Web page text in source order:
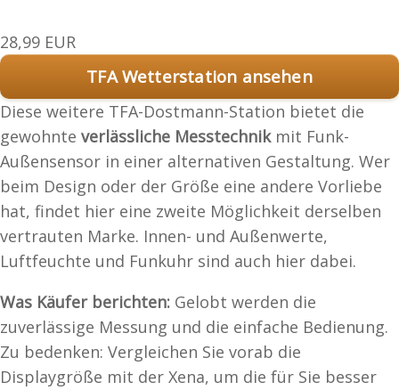
28,99 EUR
TFA Wetterstation ansehen
Diese weitere TFA-Dostmann-Station bietet die
gewohnte verlässliche Messtechnikmit Funk-
Außensensor in einer alternativen Gestaltung. Wer
beim Design oder der Größe eine andere Vorliebe
hat, findet hier eine zweite Möglichkeit derselben
vertrauten Marke. Innen- und Außenwerte,
Luftfeuchte und Funkuhr sind auch hier dabei.
Was Käufer berichten: Gelobt werden die
zuverlässige Messung und die einfache Bedienung.
Zu bedenken: Vergleichen Sie vorab die
Displaygröße mit der Xena, um die für Sie besser